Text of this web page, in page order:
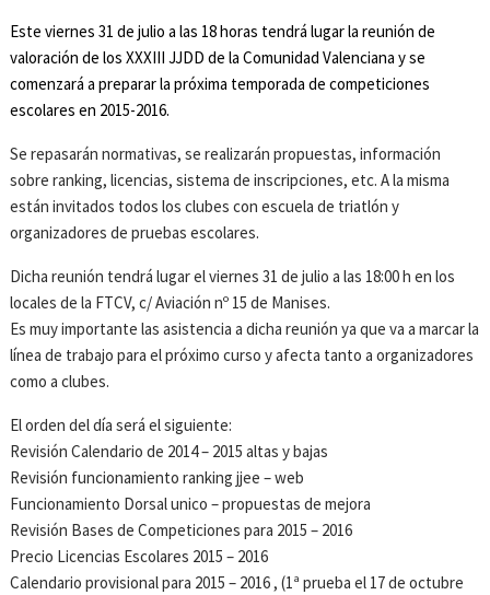
Este viernes 31 de julio a las 18 horas tendrá lugar la reunión de
valoración de los XXXIII JJDD de la Comunidad Valenciana y se
comenzará a preparar la próxima temporada de competiciones
escolares en 2015-2016.
Se repasarán normativas, se realizarán propuestas, información
sobre ranking, licencias, sistema de inscripciones, etc. A la misma
están invitados todos los clubes con escuela de triatlón y
organizadores de pruebas escolares.
Dicha reunión tendrá lugar el viernes 31 de julio a las 18:00 h en los
locales de la FTCV, c/ Aviación nº 15 de Manises.
Es muy importante las asistencia a dicha reunión ya que va a marcar la
línea de trabajo para el próximo curso y afecta tanto a organizadores
como a clubes.
El orden del día será el siguiente:
Revisión Calendario de 2014 – 2015 altas y bajas
Revisión funcionamiento ranking jjee – web
Funcionamiento Dorsal unico – propuestas de mejora
Revisión Bases de Competiciones para 2015 – 2016
Precio Licencias Escolares 2015 – 2016
Calendario provisional para 2015 – 2016 , (1ª prueba el 17 de octubre